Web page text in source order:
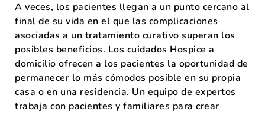
A veces, los pacientes llegan a un punto cercano al
final de su vida en el que las complicaciones
asociadas a un tratamiento curativo superan los
posibles beneficios. Los cuidados Hospice a
domicilio ofrecen a los pacientes la oportunidad de
permanecer lo más cómodos posible en su propia
casa o en una residencia. Un equipo de expertos
trabaja con pacientes y familiares para crear